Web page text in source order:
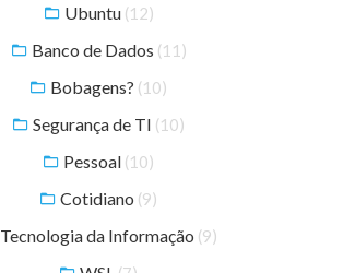
Ubuntu (12)
Banco de Dados (11)
Bobagens? (10)
Segurança de TI (10)
Pessoal (10)
Cotidiano (9)
Tecnologia da Informação (9)